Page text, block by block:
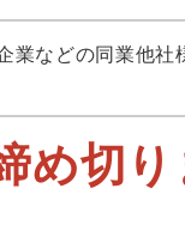
業などの同業他
め切